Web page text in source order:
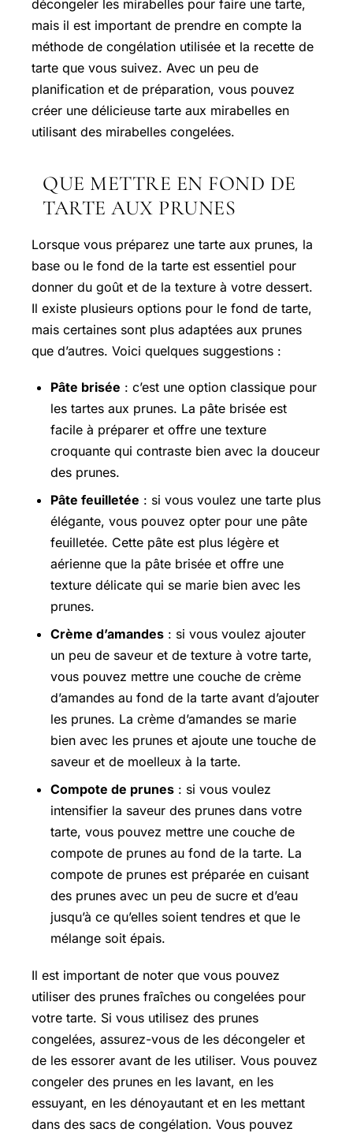
décongeler les mirabelles pour faire une tarte,
mais il est important de prendre en compte la
méthode de congélation utilisée et la recette de
tarte que vous suivez. Avec un peu de
planification et de préparation, vous pouvez
créer une délicieuse tarte aux mirabelles en
utilisant des mirabelles congelées.
QUE METTRE EN FOND DE
TARTE AUX PRUNES
Lorsque vous préparez une tarte aux prunes, la
base ou le fond de la tarte est essentiel pour
donner du goût et de la texture à votre dessert.
Il existe plusieurs options pour le fond de tarte,
mais certaines sont plus adaptées aux prunes
que d’autres. Voici quelques suggestions :
Pâte brisée : c’est une option classique pour
les tartes aux prunes. La pâte brisée est
facile à préparer et offre une texture
croquante qui contraste bien avec la douceur
des prunes.
Pâte feuilletée : si vous voulez une tarte plus
élégante, vous pouvez opter pour une pâte
feuilletée. Cette pâte est plus légère et
aérienne que la pâte brisée et offre une
texture délicate qui se marie bien avec les
prunes.
Crème d’amandes : si vous voulez ajouter
un peu de saveur et de texture à votre tarte,
vous pouvez mettre une couche de crème
d’amandes au fond de la tarte avant d’ajouter
les prunes. La crème d’amandes se marie
bien avec les prunes et ajoute une touche de
saveur et de moelleux à la tarte.
Compote de prunes : si vous voulez
intensifier la saveur des prunes dans votre
tarte, vous pouvez mettre une couche de
compote de prunes au fond de la tarte. La
compote de prunes est préparée en cuisant
des prunes avec un peu de sucre et d’eau
jusqu’à ce qu’elles soient tendres et que le
mélange soit épais.
Il est important de noter que vous pouvez
utiliser des prunes fraîches ou congelées pour
votre tarte. Si vous utilisez des prunes
congelées, assurez-vous de les décongeler et
de les essorer avant de les utiliser. Vous pouvez
congeler des prunes en les lavant, en les
essuyant, en les dénoyautant et en les mettant
dans des sacs de congélation. Vous pouvez